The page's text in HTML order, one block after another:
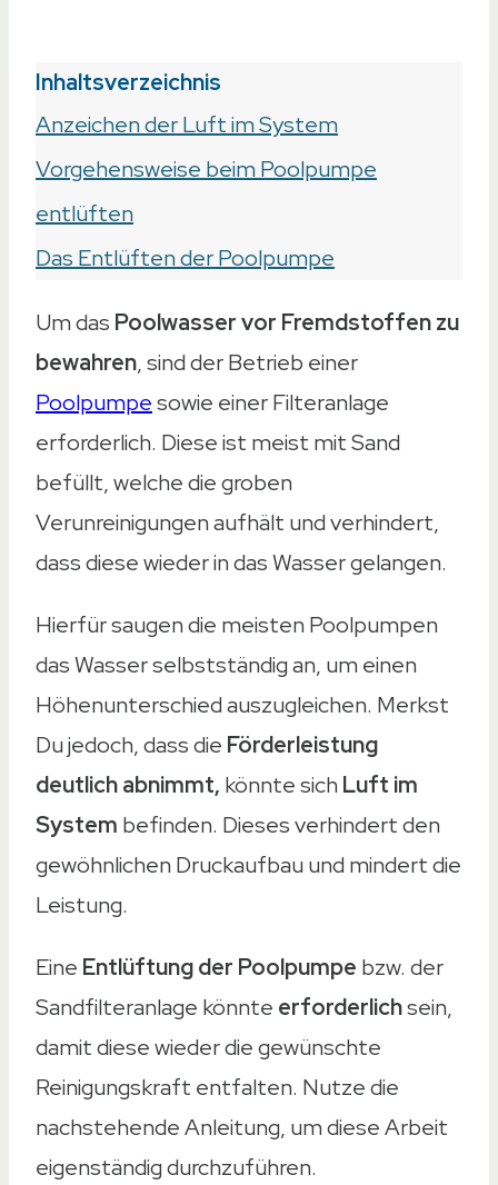
Inhaltsverzeichnis
Anzeichen der Luft im System
Vorgehensweise beim Poolpumpe
entlüften
Das Entlüften der Poolpumpe
Um das Poolwasser vor Fremdstoffen zu
bewahren, sind der Betrieb einer
Poolpumpesowie einer Filteranlage
erforderlich. Diese ist meist mit Sand
befüllt, welche die groben
Verunreinigungen aufhält und verhindert,
dass diese wieder in das Wasser gelangen.
Hierfür saugen die meisten Poolpumpen
das Wasser selbstständig an, um einen
Höhenunterschied auszugleichen. Merkst
Du jedoch, dass die Förderleistung
deutlich abnimmt, könnte sichLuft im
System befinden. Dieses verhindert den
gewöhnlichen Druckaufbau und mindert die
Leistung.
Eine Entlüftung der Poolpumpe bzw. der
Sandfilteranlage könnte erforderlichsein,
damit diese wieder die gewünschte
Reinigungskraft entfalten. Nutze die
nachstehende Anleitung, um diese Arbeit
eigenständig durchzuführen.